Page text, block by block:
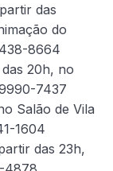
das
do
8664
20h, no
7437
Salão de Vila
1604
das 23h,